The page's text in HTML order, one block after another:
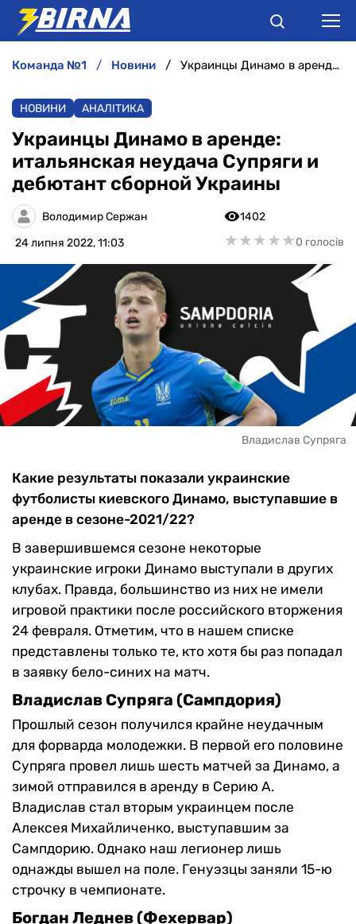
АНАЛІТИКА
ІНТЕРВ'Ю
РІЗНЕ
команда №1 новини Украинцы Динамо в аренде: итальянская неудача Супряги и дебютант сборной Украины
НОВИНИ АНАЛІТИКА
Украинцы Динамо в аренде:
итальянская неудача Супряги и
дебютант сборной Украины
Володимир Сержан
24 липня 2022, 11:03
1402
★★★★★
★★★★★0 голосів
Владислав Супряга
Какие результаты показали украинские
футболисты киевского Динамо, выступавшие в
аренде в сезоне-2021/22?
В завершившемся сезоне некоторые
украинские игроки Динамо выступали в других
клубах. Правда, большинство из них не имели
игровой практики после российского вторжения
24 февраля. Отметим, что в нашем списке
представлены только те, кто хотя бы раз попадал
в заявку бело-синих на матч.
Владислав Супряга (Сампдория)
Прошлый сезон получился крайне неудачным
для форварда молодежки. В первой его половине
Супряга провел лишь шесть матчей за Динамо, а
зимой отправился в аренду в Серию А.
Владислав стал вторым украинцем после
Алексея Михайличенко, выступавшим за
Сампдорию. Однако наш легионер лишь
однажды вышел на поле. Генуэзцы заняли 15-ю
строчку в чемпионате.
Богдан Леднев (Фехервар)